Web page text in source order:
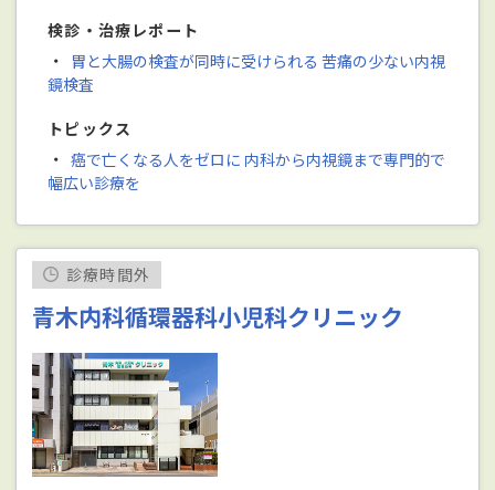
検診・治療レポート
・
胃と大腸の検査が同時に受けられる 苦痛の少ない内視
鏡検査
トピックス
・ 癌で亡くなる人をゼロに 内科から内視鏡まで専門的で
幅広い診療を
診療時間外
青木内科循環器科小児科クリニック